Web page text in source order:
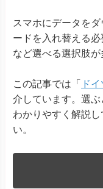
スマホにデータを
ードを入れ替える
など選べる選択肢が
この記事では「 ド
介しています。選
わかりやすく解説
い。